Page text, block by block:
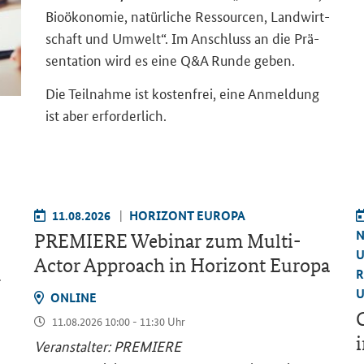
Bio­öko­no­mie, na­tür­li­che Res­sour­cen, Land­wirt­
schaft und Um­welt“. Im An­schluss an die Prä­
sen­ta­ti­on wird es eine Q&A Runde geben.
Die Teil­nah­me ist kos­ten­frei, eine An­mel­dung
ist aber er­for­der­lich.
11.08.2026 HO­RI­ZONT EU­RO­PA
PRE­MIE­RE We­bi­nar zum Multi-
Actor Approachin Ho­ri­zont Eu­ro­pa
ON­LINE
11.08.2026 10:00 - 11:30 Uhr
Ver­an­stal­ter: PRE­MIE­RE